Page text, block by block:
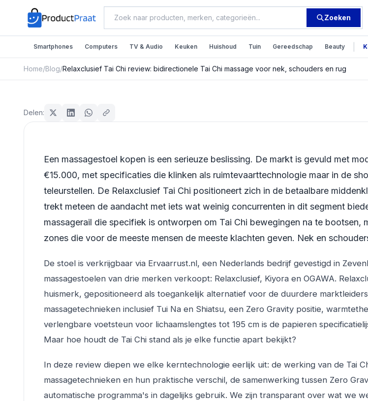
Zoeken
Smartphones Computers TV & Audio Keuken Huishoud Tuin Gereedschap Beauty
Home/Blog/Relaxclusief Tai Chi review: bidirectionele Tai Chi massage voor nek, schouders en rug
Relaxclusief Tai Chi review: bidirectionele
Tai Chi massage voor nek, schouders en
Redactie ProductPraat
Bijgewerkt: 25 juli 2026 min leestijd
Delen:
Een massagestoel kopen is een serieuze beslissing. De markt is gevuld met
€15.000, met specificaties die klinken als ruimtevaarttechnologie maar in de
teleurstellen. De Relaxclusief Tai Chi positioneert zich in de betaalbare
trekt meteen de aandacht met iets wat weinig concurrenten in dit segment
massagerail die specifiek is ontworpen om Tai Chi bewegingen na te bootsen,
zones die voor de meeste mensen de meeste klachten geven. Nek en
De stoel is verkrijgbaar via Ervaarrust.nl, een Nederlands bedrijf gevestigd in
massagestoelen van drie merken verkoopt: Relaxclusief, Kiyora en OGAWA.
huismerk, gepositioneerd als toegankelijk alternatief voor de duurdere
massagetechnieken inclusief Tui Na en Shiatsu, een Zero Gravity positie,
verlengbare voetsteun voor lichaamslengtes tot 195 cm is de papieren
Maar hoe houdt de Tai Chi stand als je elke functie apart bekijkt?
In deze review diepen we elke kerntechnologie eerlijk uit: de werking van de Tai
massagetechnieken en hun praktische verschil, de samenwerking tussen Zero
automatische programma's in dagelijks gebruik. We zijn transparant over wat we